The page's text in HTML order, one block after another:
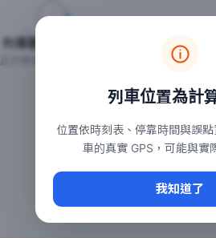
台鐵列車即時位置地圖
本頁顯示目前全台鐵運行中的列車位
常用查詢：
、台中
台鐵即時動態
列車位置為計
位置依時刻表、停靠時間與誤
車的真實 GPS，可能與實
我知道了
列車動態載入中…